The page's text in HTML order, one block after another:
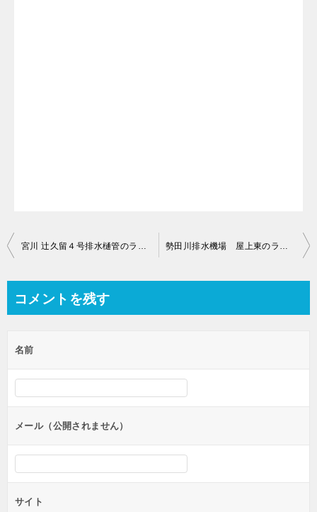
投
ビ
ー
シ
ン
宮川 辻久留４号排水樋管のライブカメラ【三重県伊勢市辻久留】 勢田川排水機場 屋上東のライブカメラ【三重県伊勢市田尻町】
コメントを残す
名前
メール（公開されません）
サイト